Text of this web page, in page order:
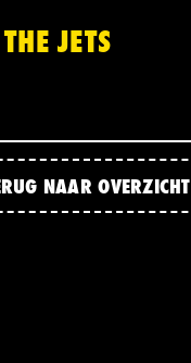
JETS
NAAR OVERZICHT